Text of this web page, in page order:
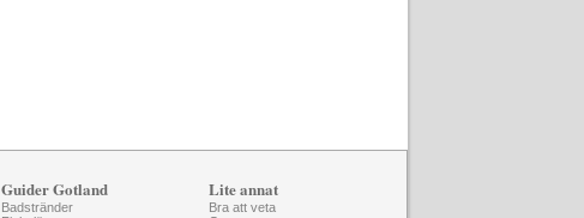
Guider Gotland
Badstränder
Lite annat
Bra att veta